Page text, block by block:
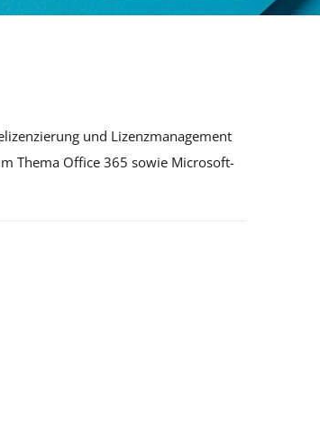
und Lizenzmanagement
Thema Office 365 sowie Microsoft-